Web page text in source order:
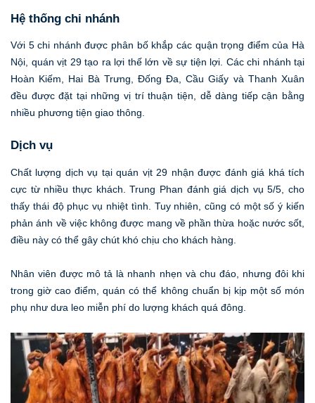
Hệ thống chi nhánh
Với 5 chi nhánh được phân bố khắp các quận trọng điểm của Hà
Nội, quán vịt 29 tạo ra lợi thế lớn về sự tiện lợi. Các chi nhánh tại
Hoàn Kiếm, Hai Bà Trưng, Đống Đa, Cầu Giấy và Thanh Xuân
đều được đặt tại những vị trí thuận tiện, dễ dàng tiếp cận bằng
nhiều phương tiện giao thông.
Dịch vụ
Chất lượng dịch vụ tại quán vịt 29 nhận được đánh giá khá tích
cực từ nhiều thực khách. Trung Phan đánh giá dịch vụ 5/5, cho
thấy thái độ phục vụ nhiệt tình. Tuy nhiên, cũng có một số ý kiến
phản ánh về việc không được mang về phần thừa hoặc nước sốt,
điều này có thể gây chút khó chịu cho khách hàng.
Nhân viên được mô tả là nhanh nhẹn và chu đáo, nhưng đôi khi
trong giờ cao điểm, quán có thể không chuẩn bị kịp một số món
phụ như dưa leo miễn phí do lượng khách quá đông.